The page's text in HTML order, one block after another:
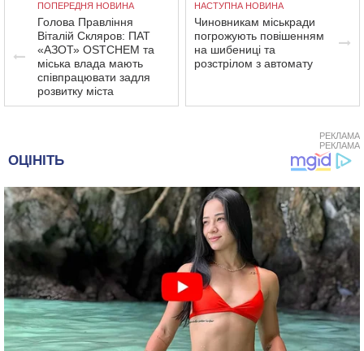
ПОПЕРЕДНЯ НОВИНА
Голова Правління
Віталій Скляров: ПАТ
«АЗОТ» OSTCHEM та
міська влада мають
співпрацювати задля
розвитку міста
НАСТУПНА НОВИНА
Чиновникам міськради
погрожують повішенням
на шибениці та
розстрілом з автомату
РЕКЛАМА
РЕКЛАМА